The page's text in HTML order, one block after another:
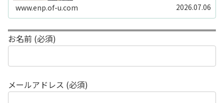
www.enp.of-u.com 2026.07.06
お名前 (必須)
メールアドレス (必須)